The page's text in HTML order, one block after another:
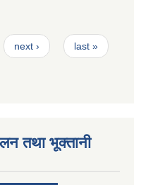
next › last »
तथा भूक्तानी